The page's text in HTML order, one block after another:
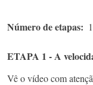
Número de etapas 1
ETAPA 1 - A
Vê o vídeo com